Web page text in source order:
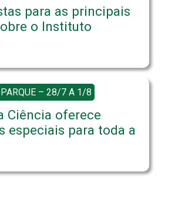
para as principais
o Instituto
– 28/7 A 1/8
Ciência oferece
especiais para toda a